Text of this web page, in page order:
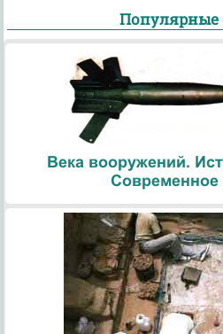
Популярные
Века вооружений.
Современное